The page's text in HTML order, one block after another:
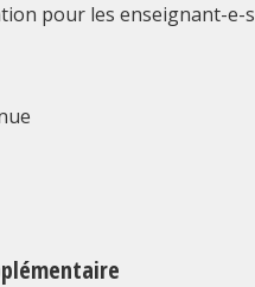
pour les enseignant-e-s